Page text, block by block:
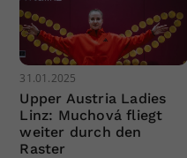
31.01.2025
Upper Austria Ladies
Linz: Muchová fliegt
weiter durch den
Raster